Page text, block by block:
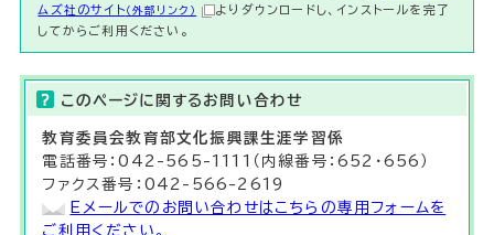
ムズ社のサイト （外部リンク）
よりダウンロードし、インストールを完了
してからご利用ください。
このページに関する お問い合わせ
教育委員会教育部文化振興課生涯学習係
電話番号：042-565-1111（内線番号：652・656）
ファクス番号：042-566-2619
Eメールでのお問い合わせはこちらの専用フォームを
ご利用ください。